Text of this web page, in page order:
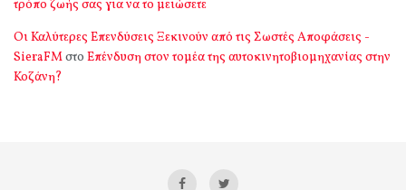
τρόπο ζωής σας για να το μειώσετε
Οι Καλύτερες Επενδύσεις Ξεκινούν από τις Σωστές Αποφάσεις -
SieraFMστο Επένδυση στον τομέα της αυτοκινητοβιομηχανίας στην
Κοζάνη?